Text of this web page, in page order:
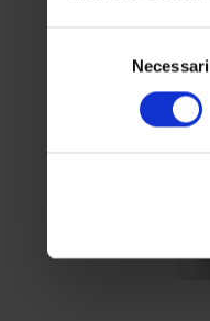
Necessari